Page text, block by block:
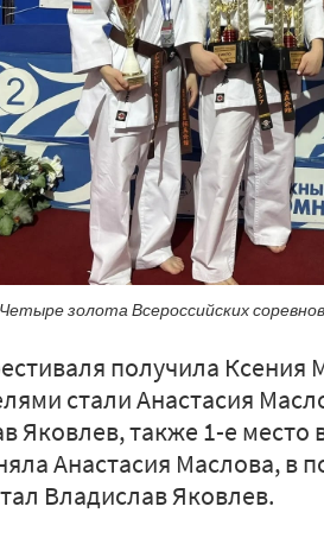
Четыре золота Всероссийских
получила Ксения
стали Анастасия
Яковлев, также 1-е
Анастасия Маслова, в
Владислав Яковлев.